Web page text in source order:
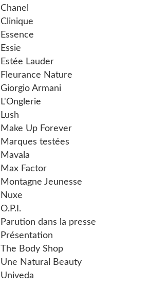
Chanel
Clinique
Essence
Essie
Estée Lauder
Fleurance Nature
Giorgio Armani
L'Onglerie
Lush
Make Up Forever
Marques testées
Mavala
Max Factor
Montagne Jeunesse
Nuxe
O.P.I.
Parution dans la presse
Présentation
The Body Shop
Une Natural Beauty
Univeda